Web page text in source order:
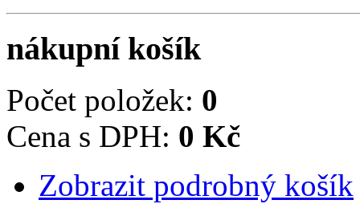
nákupní košík
Počet položek: 0
Cena s DPH: 0 Kč
Zobrazit podrobný košík